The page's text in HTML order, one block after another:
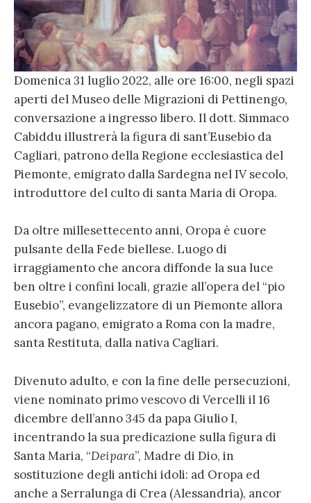
Domenica 31 luglio 2022, alle ore 16:00, negli spazi
aperti del Museo delle Migrazioni di Pettinengo,
conversazione a ingresso libero. Il dott. Simmaco
Cabiddu illustrerà la figura di sant’Eusebio da
Cagliari, patrono della Regione ecclesiastica del
Piemonte, emigrato dalla Sardegna nel IV secolo,
introduttore del culto di santa Maria di Oropa.
Da oltre millesettecento anni, Oropa è cuore
pulsante della Fede biellese. Luogo di
irraggiamento che ancora diffonde la sua luce
ben oltre i confini locali, grazie all’opera del “pio
Eusebio”, evangelizzatore di un Piemonte allora
ancora pagano, emigrato a Roma con la madre,
santa Restituta, dalla nativa Cagliari.
Divenuto adulto, e con la fine delle persecuzioni,
viene nominato primo vescovo di Vercelli il 16
dicembre dell’anno 345 da papa Giulio I,
incentrando la sua predicazione sulla figura di
Santa Maria, “Deipara”, Madre di Dio, in
sostituzione degli antichi idoli: ad Oropa ed
anche a Serralunga di Crea (Alessandria), ancor